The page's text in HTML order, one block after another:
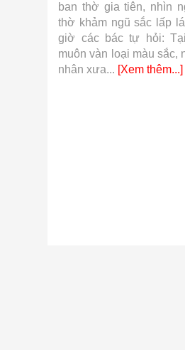
ban thờ gia tiên, nhìn
thờ khảm ngũ sắc lấp
giờ các bác tự hỏi:
muôn vàn loại màu sắc,
nhân xưa... [Xem thêm...]